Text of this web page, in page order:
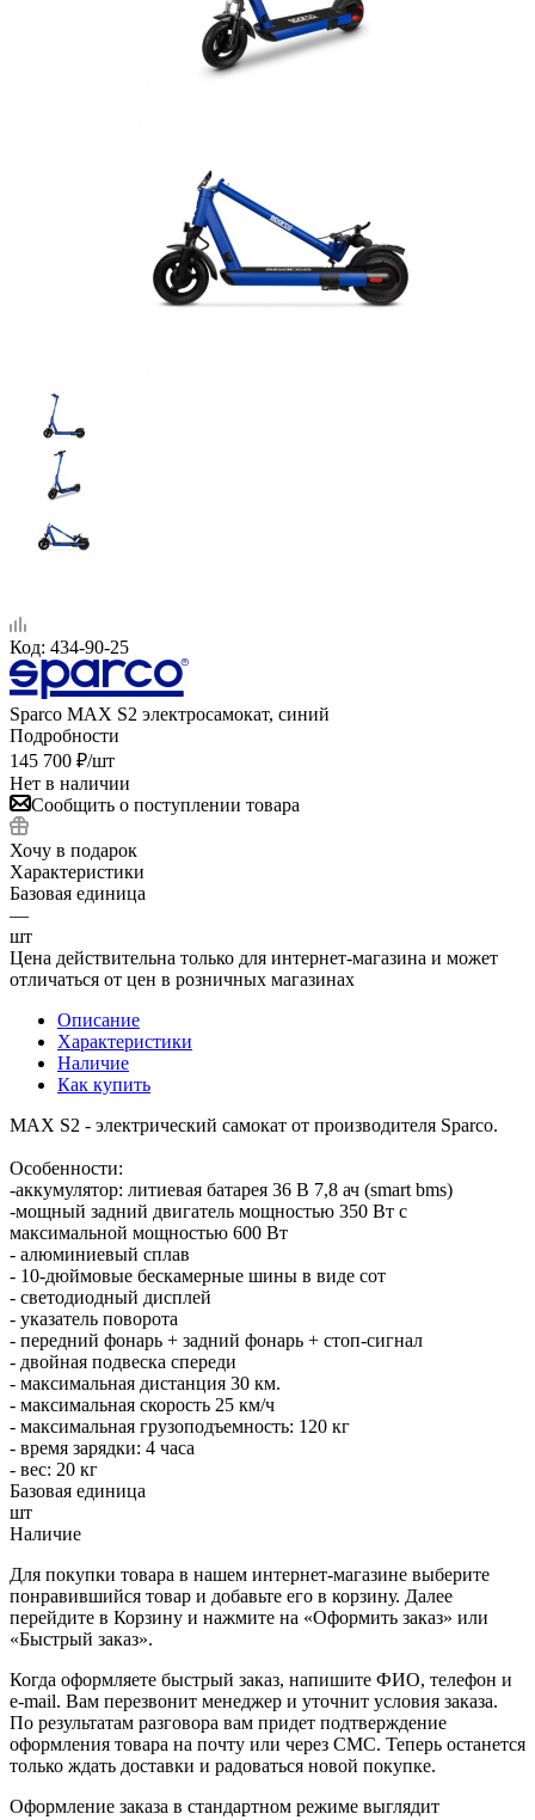
Код: 434-90-25
Sparco MAX S2 электросамокат, синий
Подробности
145 700 ₽/шт
Нет в наличии
Сообщить о поступлении товара
Хочу в подарок
Характеристики
Базовая единица
—
шт
Цена действительна только для интернет-магазина и может
отличаться от цен в розничных магазинах
Описание
Характеристики
Наличие
Как купить
MAX S2 - электрический самокат от производителя Sparco.
Особенности:
-аккумулятор: литиевая батарея 36 В 7,8 ач (smart bms)
-мощный задний двигатель мощностью 350 Вт с
максимальной мощностью 600 Вт
- алюминиевый сплав
- 10-дюймовые бескамерные шины в виде сот
- светодиодный дисплей
- указатель поворота
- передний фонарь + задний фонарь + стоп-сигнал
- двойная подвеска спереди
- максимальная дистанция 30 км.
- максимальная скорость 25 км/ч
- максимальная грузоподъемность: 120 кг
- время зарядки: 4 часа
- вес: 20 кг
Базовая единица
шт
Наличие
Для покупки товара в нашем интернет-магазине выберите
понравившийся товар и добавьте его в корзину. Далее
перейдите в Корзину и нажмите на «Оформить заказ» или
«Быстрый заказ».
Когда оформляете быстрый заказ, напишите ФИО, телефон и
e-mail. Вам перезвонит менеджер и уточнит условия заказа.
По результатам разговора вам придет подтверждение
оформления товара на почту или через СМС. Теперь останется
только ждать доставки и радоваться новой покупке.
Оформление заказа в стандартном режиме выглядит